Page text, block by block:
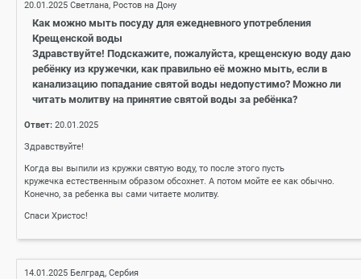
20.01.2025 Светлана, Ростов на Дону
Как можно мыть посуду для ежедневного употребления
Крещенской воды
Здравствуйте! Подскажите, пожалуйста, крещенскую воду даю
ребёнку из кружечки, как правильно её можно мыть, если в
канализацию попадание святой воды недопустимо? Можно ли
читать молитву на принятие святой воды за ребёнка?
Ответ: 20.01.2025
Здравствуйте!
Когда вы выпили из кружки святую воду, то после этого пусть
кружечка естественным образом обсохнет. А потом мойте ее как обычно.
Конечно, за ребенка вы сами читаете молитву.
Спаси Христос!
14.01.2025 Белград, Сербия